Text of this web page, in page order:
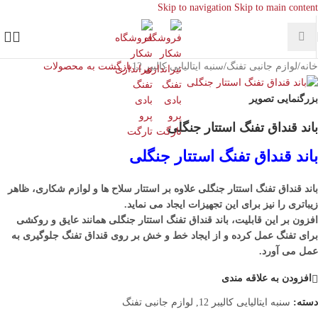
Skip to navigation Skip to main content
خانه/لوازم جانبی تفنگ/سنبه ایتالیایی کالیبر 12 بازگشت به محصولات
بزرگنمایی تصویر
باند قنداق تفنگ استتار جنگلی
باند قنداق تفنگ استتار جنگلی
باند قنداق تفنگ استتار جنگلی علاوه بر استتار سلاح ها و لوازم شکاری، ظاهر
زیباتری را نیز برای این تجهیزات ایجاد می نماید.
افزون بر این قابلیت، باند قنداق تفنگ استتار جنگلی همانند عایق و روکشی
برای تفنگ عمل کرده و از ایجاد خط و خش بر روی قنداق تفنگ جلوگیری به
عمل می آورد.
افزودن به علاقه مندی
دسته: سنبه ایتالیایی کالیبر 12 لوازم جانبی تفنگ